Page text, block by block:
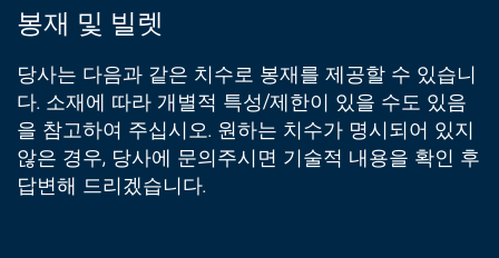
봉재 및 빌렛
당사는 다음과 같은 치수로 봉재를 제공할 수 있습니
다. 소재에 따라 개별적 특성/제한이 있을 수도 있음
을 참고하여 주십시오. 원하는 치수가 명시되어 있지
않은 경우, 당사에 문의주시면 기술적 내용을 확인 후
답변해 드리겠습니다.